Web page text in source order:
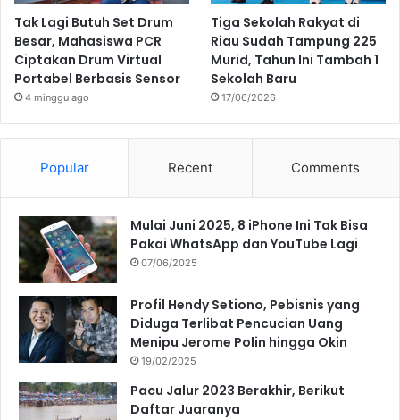
Tak Lagi Butuh Set Drum
Besar, Mahasiswa PCR
Ciptakan Drum Virtual
Portabel Berbasis Sensor
4 minggu ago
Tiga Sekolah Rakyat di
Riau Sudah Tampung 225
Murid, Tahun Ini Tambah 1
Sekolah Baru
17/06/2026
Popular Recent Comments
Mulai Juni 2025, 8 iPhone Ini Tak Bisa
Pakai WhatsApp dan YouTube Lagi
07/06/2025
Profil Hendy Setiono, Pebisnis yang
Diduga Terlibat Pencucian Uang
Menipu Jerome Polin hingga Okin
19/02/2025
Pacu Jalur 2023 Berakhir, Berikut
Daftar Juaranya